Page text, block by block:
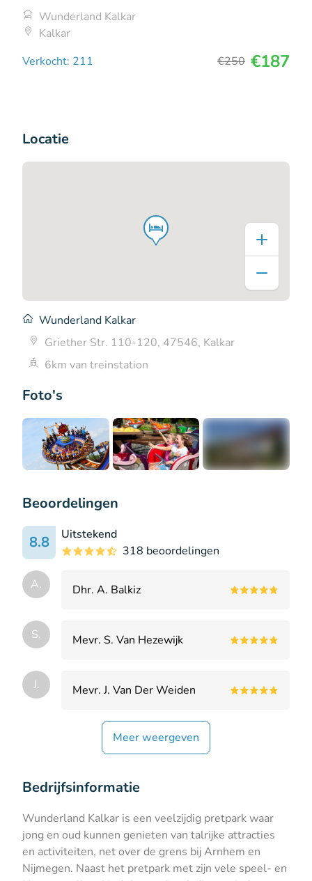
Wunderland Kalkar
Kalkar
Verkocht: 211
€250 €187
Foto's
Beoordelingen
8.8
Uitstekend
318 beoordelingen
A. Dhr. A. Balkiz
S. Mevr. S. Van Hezewijk
J. Mevr. J. Van Der Weiden
Meer weergeven
Locatie
Wunderland Kalkar
Griether Str. 110-120, 47546, Kalkar
6km van treinstation
Bedrijfsinformatie
Wunderland Kalkar is een veelzijdig pretpark waar
jong en oud kunnen genieten van talrijke attracties
en activiteiten, net over de grens bij Arnhem en
Nijmegen. Naast het pretpark met zijn vele speel- en